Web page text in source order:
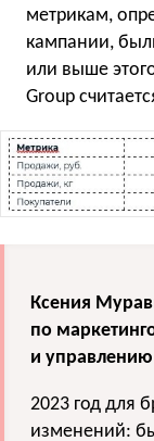
метрикам,
кампании,
или выше
Group
Ксения
по
и
2023 год для
изменений: